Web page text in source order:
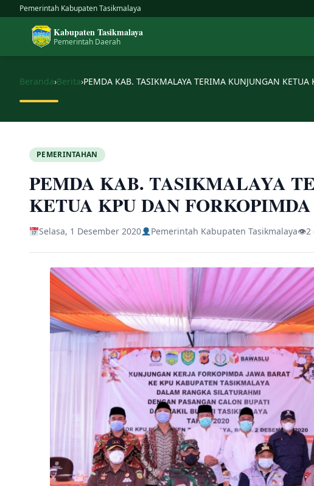
content
Pemerintah Kabupaten Tasikmalaya
Kabupaten Tasikmalaya
Pemerintah Daerah
Beranda›Berita›PEMDA KAB. TASIKMALAYA TERIMA KUNJUNGAN
PEMERINTAHAN
PEMDA KAB. TASIKMALAYA
KETUA KPU DAN
Selasa, 1 Desember 2020 Pemerintah Kabupaten Tasikmalaya👁2